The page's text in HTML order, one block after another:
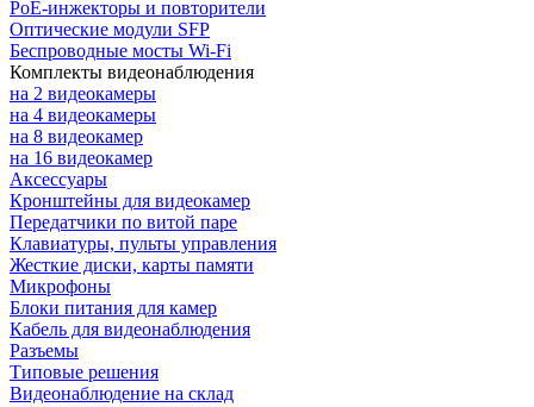
PoE-инжекторы и повторители
Оптические модули SFP
Беспроводные мосты Wi-Fi
Комплекты видеонаблюдения
на 2 видеокамеры
на 4 видеокамеры
на 8 видеокамер
на 16 видеокамер
Аксессуары
Кронштейны для видеокамер
Передатчики по витой паре
Клавиатуры, пульты управления
Жесткие диски, карты памяти
Микрофоны
Блоки питания для камер
Кабель для видеонаблюдения
Разъемы
Типовые решения
Видеонаблюдение на склад